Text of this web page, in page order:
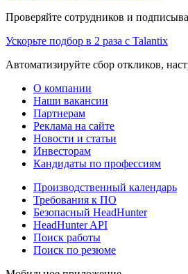
Проверяйте сотрудников и
Ускорьте подбор в 2 раза с Talantix
Автоматизируйте сбор откликов,
О компании
Наши вакансии
Партнерам
Реклама на сайте
Новости и статьи
Инвесторам
Кандидаты по профессиям
Производственный календарь
Требования к ПО
Безопасный HeadHunter
HeadHunter API
Поиск работы
Поиск по резюме